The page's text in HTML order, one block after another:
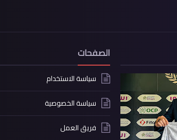
الصفحات
سياسة الاستخدام
سياسة الخصوصية
فريق العمل